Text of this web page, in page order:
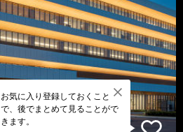
お気に入り登録しておくこと
で、後でまとめて見ることがで
きます。